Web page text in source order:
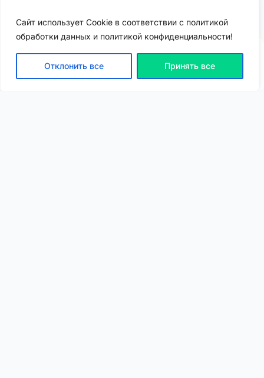
Сайт использует Cookie в соответствии с политикой
обработки данных и политикой конфиденциальности!
Отклонить все Принять все
ВХОД | РЕГИСТРАЦИЯ